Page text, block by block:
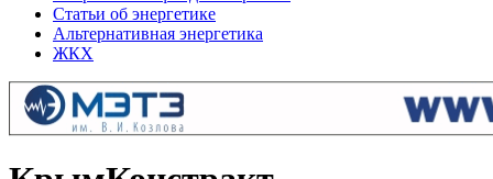
Статьи об энергетике
Альтернативная энергетика
ЖКХ